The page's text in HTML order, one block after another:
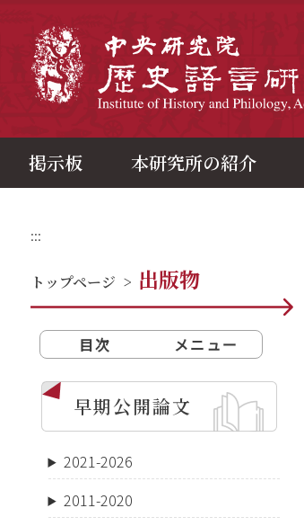
掲示板 本研究所の紹介
:::
トップページ > 出版物
目次 メニュー
早期公開論文
2021-2026
2011-2020